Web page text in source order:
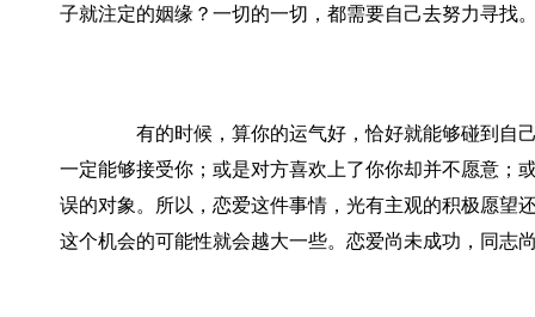
子就注定的姻缘？一切的一切，都需要自己去努力寻找
有的时候，算你的运气好，恰好就能够碰到自己
一定能够接受你；或是对方喜欢上了你你却并不愿意；
误的对象。所以，恋爱这件事情，光有主观的积极愿望
这个机会的可能性就会越大一些。恋爱尚未成功，同志